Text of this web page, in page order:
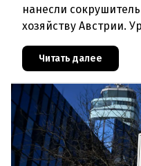
нанесли
хозяйству Австрии.
потери достигают 80
Читать далее